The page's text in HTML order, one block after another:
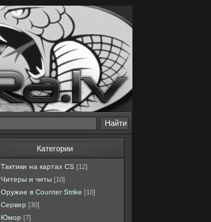
Категории
Тактики на картах CS [12]
Читеры и читы [10]
Оружие в Counter Strike [10]
Сервер [30]
Юмор [7]